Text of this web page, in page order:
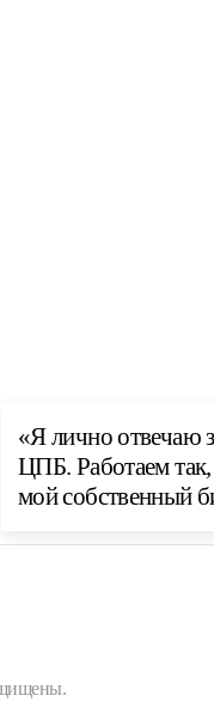
«Я лично отвечаю
ЦПБ. Работаем
мой собственный